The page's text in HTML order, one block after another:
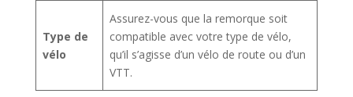
Type de
vélo
Assurez-vous que la remorque soit
compatible avec votre type de vélo,
qu’il s’agisse d’un vélo de route ou d’un
VTT.